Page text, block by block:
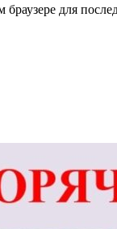
браузере для